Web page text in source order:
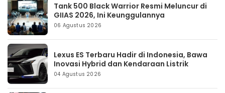
Tank 500 Black Warrior Resmi Meluncur di
GIIAS 2026, Ini Keunggulannya
06 Agustus 2026
Lexus ES Terbaru Hadir di Indonesia, Bawa
Inovasi Hybrid dan Kendaraan Listrik
04 Agustus 2026